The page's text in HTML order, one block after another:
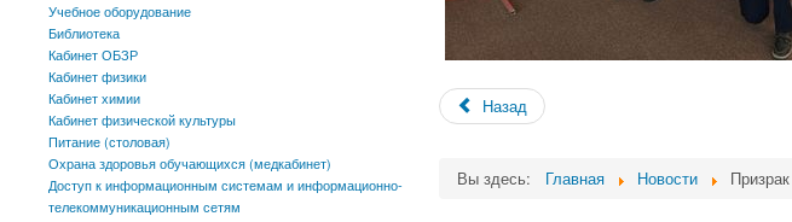
Учебное оборудование
Библиотека
Кабинет ОБЗР
Кабинет физики
Кабинет химии
Кабинет физической культуры
Питание (столовая)
Охрана здоровья обучающихся (медкабинет)
Доступ к информационным системам и информационно-
телекоммуникационным сетям
Назад
Вы здесь: Главная Новости